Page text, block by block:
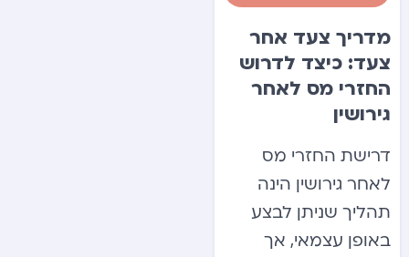
Alternative:
מדריך צעד אחר
צעד: כיצד לדרוש
החזרי מס לאחר
גירושין
דרישת החזרי מס
לאחר גירושין הינה
תהליך שניתן לבצע
באופן עצמאי, אך